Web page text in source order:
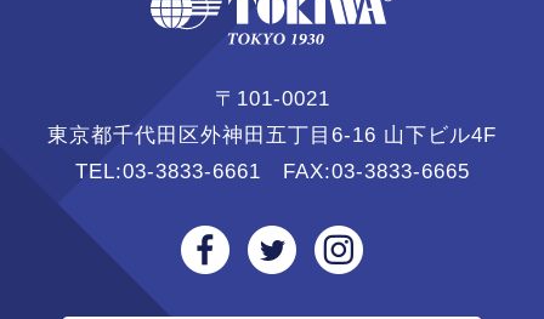
〒101-0021
東京都千代田区外神田五丁目6-16 山下ビル4F
TEL:03-3833-6661 FAX:03-3833-6665